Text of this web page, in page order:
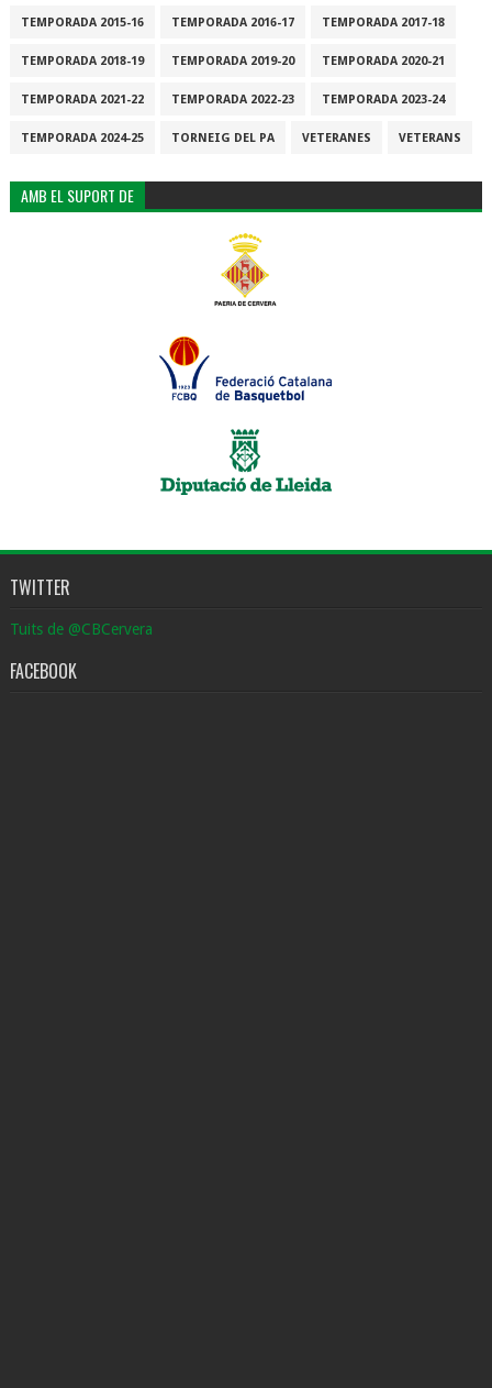
TEMPORADA 2015-16 TEMPORADA 2016-17 TEMPORADA 2017-18
TEMPORADA 2018-19 TEMPORADA 2019-20 TEMPORADA 2020-21
TEMPORADA 2021-22 TEMPORADA 2022-23 TEMPORADA 2023-24
TEMPORADA 2024-25 TORNEIG DEL PA VETERANES VETERANS
AMB EL SUPORT DE
TWITTER
Tuits de @CBCervera
FACEBOOK